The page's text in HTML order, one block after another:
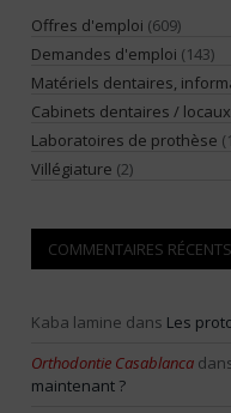
Offres d'emploi (609)
Demandes d'emploi (143)
Matériels dentaires,
Cabinets dentaires /
Laboratoires de prothèse
Villégiature (2)
COMMENTAIRES RÉCENTS
Kaba lamine dans Les
Orthodontie Casablanca
maintenant ?